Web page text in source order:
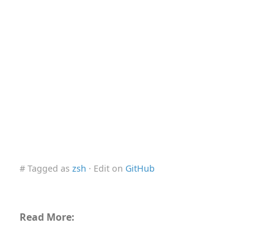
# Tagged as zsh · Edit on GitHub
Read More: